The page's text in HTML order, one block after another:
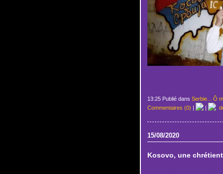
13:25 Publié dans Serbie... Ô
Commentaires (0)
|
15/08/2020
Kosovo, une